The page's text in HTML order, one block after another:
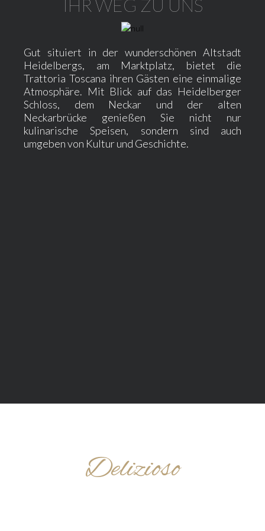
IHR WEG ZU UNS
Gut situiert in der wunderschönen Altstadt
Heidelbergs, am Marktplatz, bietet die
Trattoria Toscana ihren Gästen eine einmalige
Atmosphäre. Mit Blick auf das Heidelberger
Schloss, dem Neckar und der alten
Neckarbrücke genießen Sie nicht nur
kulinarische Speisen, sondern sind auch
umgeben von Kultur und Geschichte.
Delizioso